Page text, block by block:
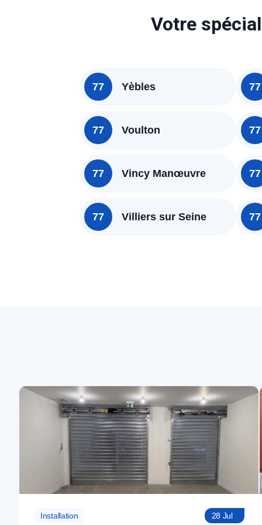
Votre
77 Yèbles 77
77 Voulton 77
77 Vincy Manœuvre 77
77 Villiers sur Seine 77
Installation 28 Jul